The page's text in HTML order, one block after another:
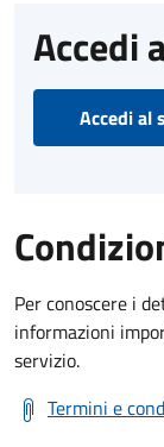
Accedi
Accedi al
Per conoscere i
informazioni
servizio.
Termini e